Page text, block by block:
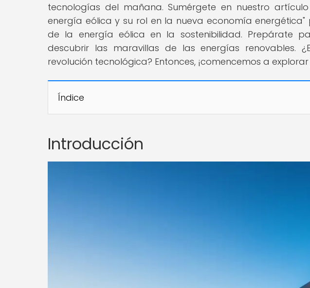
tecnologías del mañana. Sumérgete en nuestro
energía eólica y su rol en la nueva economía
de la energía eólica en la sostenibilidad. Prepárate
descubrir las maravillas de las energías renovables.
revolución tecnológica? Entonces, ¡comencemos a explorar
Índice
Introducción